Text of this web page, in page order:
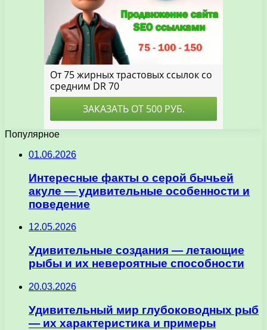
Популярное
01.06.2026
Интересные факты о серой бычьей
акуле — удивительные особенности и
поведение
12.05.2026
Удивительные создания — летающие
рыбы и их невероятные способности
20.03.2026
Удивительный мир глубоководных рыб
— их характеристика и примеры